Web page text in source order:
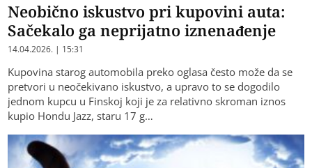
Neobično iskustvo pri kupovini auta:
Sačekalo ga neprijatno iznenađenje
14.04.2026. | 15:31
Kupovina starog automobila preko oglasa često može da se
pretvori u neočekivano iskustvo, a upravo to se dogodilo
jednom kupcu u Finskoj koji je za relativno skroman iznos
kupio Hondu Jazz, staru 17 g…